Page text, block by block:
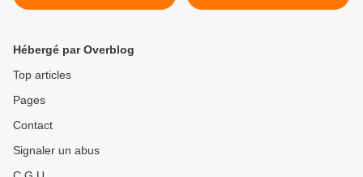
Hébergé par Overblog
Top articles
Pages
Contact
Signaler un abus